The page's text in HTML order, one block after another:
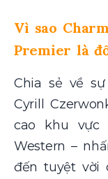
Vì sao
Premier là
Chia sẻ về
Cyrill
cao khu vực
Western –
đến tuyệt vời